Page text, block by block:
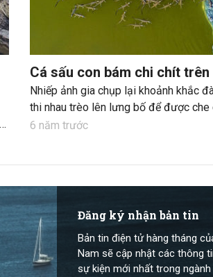
Cá sấu con bám chi chít
Nhiếp ảnh gia chụp lại khoảnh khắc
thi nhau trèo lên lưng bố để được che
6 năm trước
Đăng ký nhận bản tin
Bản tin điện tử hàng tháng
Nam sẽ cập nhật các thông
sự kiện mới nhất trong